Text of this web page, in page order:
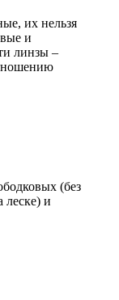
их нельзя
и
линзы –
(без
леске) и